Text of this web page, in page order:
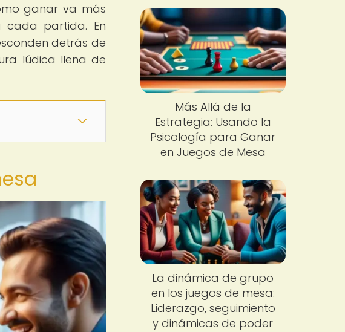
ganar va más
cada partida. En
detrás de
lúdica llena de
Más Allá de la
Estrategia: Usando la
Psicología para Ganar
en Juegos de Mesa
La dinámica de grupo
en los juegos de mesa:
Liderazgo, seguimiento
y dinámicas de poder